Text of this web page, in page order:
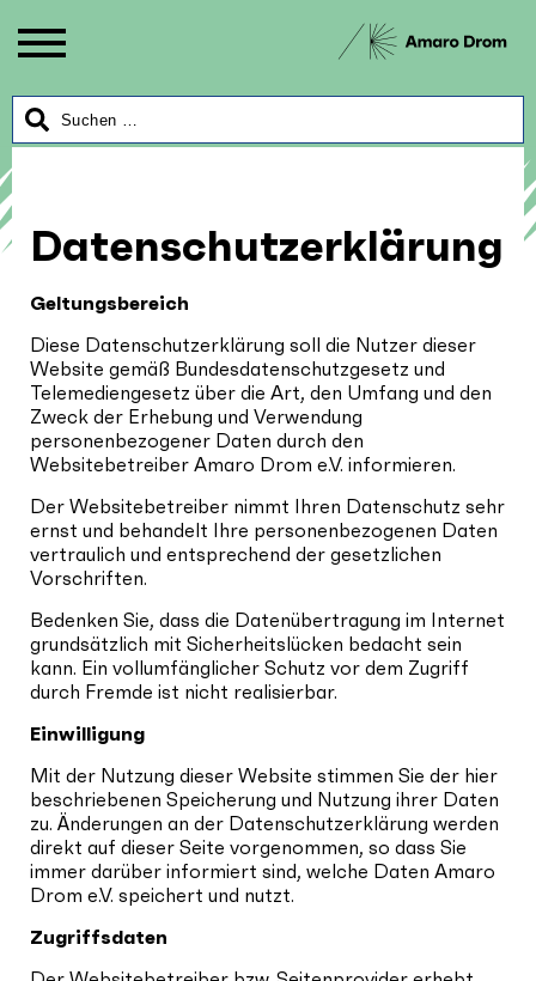
Datenschutzerklärung
Geltungsbereich
Diese Datenschutzerklärung soll die Nutzer dieser
Website gemäß Bundesdatenschutzgesetz und
Telemediengesetz über die Art, den Umfang und den
Zweck der Erhebung und Verwendung
personenbezogener Daten durch den
Websitebetreiber Amaro Drom e.V. informieren.
Der Websitebetreiber nimmt Ihren Datenschutz sehr
ernst und behandelt Ihre personenbezogenen Daten
vertraulich und entsprechend der gesetzlichen
Vorschriften.
Bedenken Sie, dass die Datenübertragung im Internet
grundsätzlich mit Sicherheitslücken bedacht sein
kann. Ein vollumfänglicher Schutz vor dem Zugriff
durch Fremde ist nicht realisierbar.
Einwilligung
Mit der Nutzung dieser Website stimmen Sie der hier
beschriebenen Speicherung und Nutzung ihrer Daten
zu. Änderungen an der Datenschutzerklärung werden
direkt auf dieser Seite vorgenommen, so dass Sie
immer darüber informiert sind, welche Daten Amaro
Drom e.V. speichert und nutzt.
Zugriffsdaten